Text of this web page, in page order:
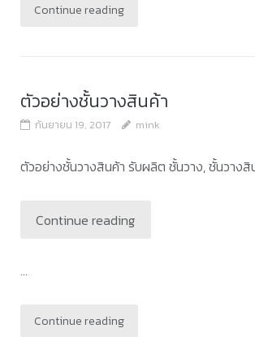
Continue reading
ตัวอย่างชั้นวางสินค้า
กันยายน 19, 2017 mink
ตัวอย่างชั้นวางสินค้า รับผลิต ชั้นวาง, ชั้นวางสิ
Continue reading
...
Continue reading